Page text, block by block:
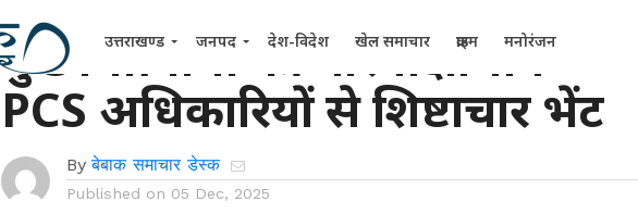
उत्तराखण्ड जनपद देश-विदेश खेल समाचार क्राइम मनोरंजन
मुख्यमंत्री धामी की परिवीक्षाधीन
PCS अधिकारियों से शिष्टाचार भेंट
By बेबाक समाचार डेस्क
Published on 05 Dec, 2025